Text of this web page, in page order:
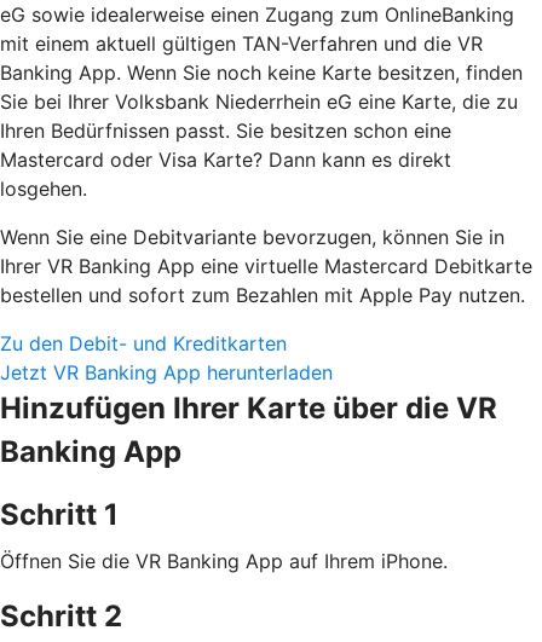
eG sowie idealerweise einen Zugang zum OnlineBanking
mit einem aktuell gültigen TAN-Verfahren und die VR
Banking App. Wenn Sie noch keine Karte besitzen, finden
Sie bei Ihrer Volksbank Niederrhein eG eine Karte, die zu
Ihren Bedürfnissen passt. Sie besitzen schon eine
Mastercard oder Visa Karte? Dann kann es direkt
losgehen.
Wenn Sie eine Debitvariante bevorzugen, können Sie in
Ihrer VR Banking App eine virtuelle Mastercard Debitkarte
bestellen und sofort zum Bezahlen mit Apple Pay nutzen.
Zu den Debit- und Kreditkarten
Jetzt VR Banking App herunterladen
Hinzufügen Ihrer Karte über die VR
Banking App
Schritt 1
Öffnen Sie die VR Banking App auf Ihrem iPhone.
Schritt 2